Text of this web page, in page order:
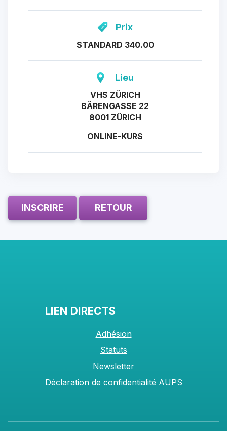
Prix
STANDARD 340.00
Lieu
VHS ZÜRICH
BÄRENGASSE 22
8001 ZÜRICH
ONLINE-KURS
INSCRIRE RETOUR
LIEN DIRECTS
Adhésion
Statuts
Newsletter
Déclaration de confidentialité AUPS